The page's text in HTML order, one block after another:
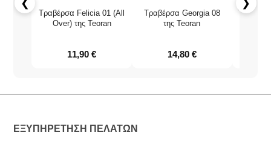
❮
Τραβέρσα Felicia 01 (All
Over) της Teoran
11,90€
Τραβέρσα Georgia 08
της Teoran
14,80 €
❯
ΕΞΥΠΗΡΕΤΗΣΗ ΠΕΛΑΤΩΝ